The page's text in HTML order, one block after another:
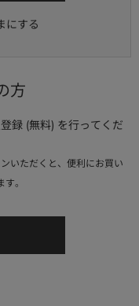
にする
方
録 (無料) を行ってくだ
いただくと、便利にお買い
。